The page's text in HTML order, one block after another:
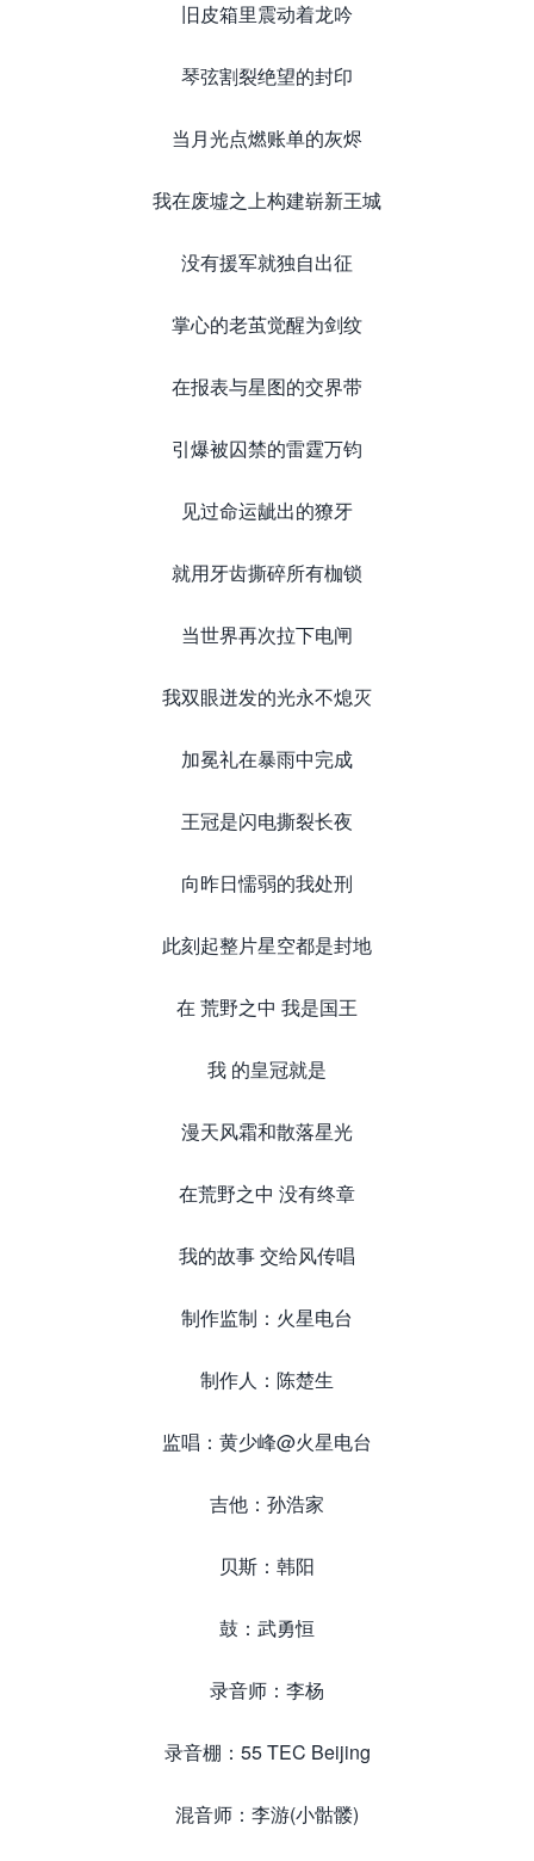
旧皮箱里震动着龙吟
琴弦割裂绝望的封印
当月光点燃账单的灰烬
我在废墟之上构建崭新王城
没有援军就独自出征
掌心的老茧觉醒为剑纹
在报表与星图的交界带
引爆被囚禁的雷霆万钧
见过命运龇出的獠牙
就用牙齿撕碎所有枷锁
当世界再次拉下电闸
我双眼迸发的光永不熄灭
加冕礼在暴雨中完成
王冠是闪电撕裂长夜
向昨日懦弱的我处刑
此刻起整片星空都是封地
在 荒野之中 我是国王
我 的皇冠就是
漫天风霜和散落星光
在荒野之中 没有终章
我的故事 交给风传唱
制作监制：火星电台
制作人：陈楚生
监唱：黄少峰@火星电台
吉他：孙浩家
贝斯：韩阳
鼓：武勇恒
录音师：李杨
录音棚：55 TEC Beijing
混音师：李游(小骷髅)